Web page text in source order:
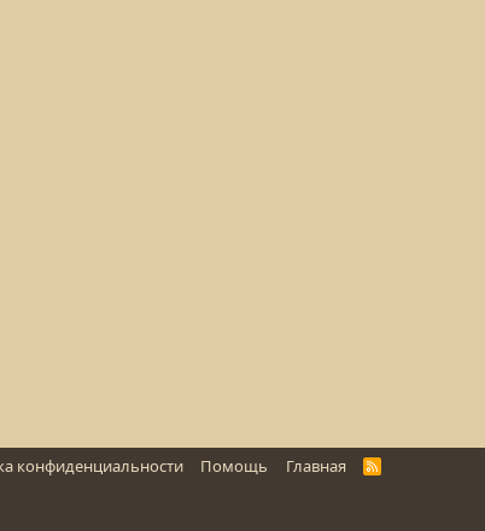
конфиденциальности Помощь Главная
R